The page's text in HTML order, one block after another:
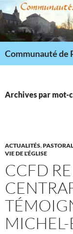
Aller
au
contenu
Archives par mot-
ACTUALITÉS,
VIE DE L'ÉGLISE
CCFD